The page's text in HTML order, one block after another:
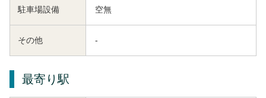
駐車場設備 空無
その他 -
最寄り駅